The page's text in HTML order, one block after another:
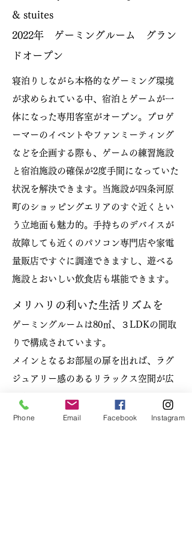
& stuites
2022年 ゲーミングルーム グラン
ドオープン
寝泊りしながら本格的なゲーミング環境
が求められている中、宿泊とゲームが一
体になった専用客室がオープン。プロゲ
ーマーのイベントやファンミーティング
などを企画する際も、ゲームの練習施設
と宿泊施設の確保が2度手間になっていた
状況を解決できます。当施設が四条河原
町のショッピングエリアのすぐ近くとい
う立地面も魅力的。手持ちのデバイスが
故障しても近くのパソコン専門店や家電
量販店ですぐに調達できますし、遊べる
施設とおいしい飲食店も堪能できます。
​メリハリの利いた生活リズムを
ゲーミングルームは80㎡、３LDKの間取
りで構成されています。
​メインとなるお部屋の扉を出れば、ラグ
ジュアリー感のあるリラックス空間が広
Phone Email Facebook Instagram